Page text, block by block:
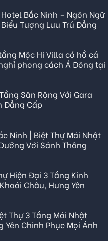
Bắc Ninh – Ngôn Ngữ
Tượng Lưu Trú Đẳng
Mộc Hi Villa có hồ cá
phong cách Á Đông tại
Sân Rộng Với Gara
Đẳng Cấp
Ninh | Biệt Thự Mái Nhật
Với Sảnh Thông
Hiện Đại 3 Tầng Kính
Châu, Hưng Yên
Thự 3 Tầng Mái Nhật
Yên Chinh Phục Mọi Ánh